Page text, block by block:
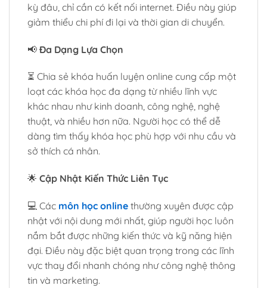
kỳ đâu, chỉ cần có kết nối internet. Điều này giúp
giảm thiểu chi phí đi lại và thời gian di chuyển.
📢 Đa Dạng Lựa Chọn
⏳ Chia sẻ khóa huấn luyện online cung cấp một
loạt các khóa học đa dạng từ nhiều lĩnh vực
khác nhau như kinh doanh, công nghệ, nghệ
thuật, và nhiều hơn nữa. Người học có thể dễ
dàng tìm thấy khóa học phù hợp với nhu cầu và
sở thích cá nhân.
🌟 Cập Nhật Kiến Thức Liên Tục
💻 Các môn học online thường xuyên được cập
nhật với nội dung mới nhất, giúp người học luôn
nắm bắt được những kiến thức và kỹ năng hiện
đại. Điều này đặc biệt quan trọng trong các lĩnh
vực thay đổi nhanh chóng như công nghệ thông
tin và marketing.